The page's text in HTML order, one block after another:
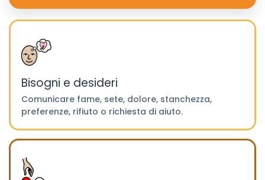
Bisogni e desideri
Comunicare fame, sete, dolore, stanchezza,
preferenze, rifiuto o richiesta di aiuto.